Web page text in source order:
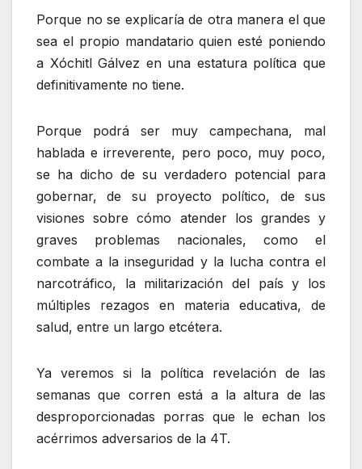
Porque no se explicaría de otra manera el que
sea el propio mandatario quien esté poniendo
a Xóchitl Gálvez en una estatura política que
definitivamente no tiene.
Porque podrá ser muy campechana, mal
hablada e irreverente, pero poco, muy poco,
se ha dicho de su verdadero potencial para
gobernar, de su proyecto político, de sus
visiones sobre cómo atender los grandes y
graves problemas nacionales, como el
combate a la inseguridad y la lucha contra el
narcotráfico, la militarización del país y los
múltiples rezagos en materia educativa, de
salud, entre un largo etcétera.
Ya veremos si la política revelación de las
semanas que corren está a la altura de las
desproporcionadas porras que le echan los
acérrimos adversarios de la 4T.